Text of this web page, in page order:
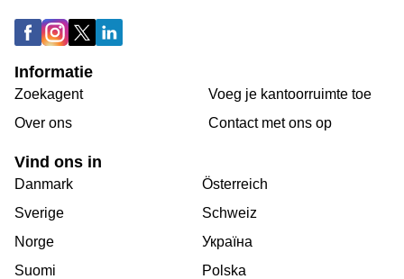
Informatie
Zoekagent
Over ons
Voeg je kantoorruimte toe
Сontact met ons op
Vind ons in
Danmark
Sverige
Norge
Suomi
Österreich
Schweiz
Україна
Polska